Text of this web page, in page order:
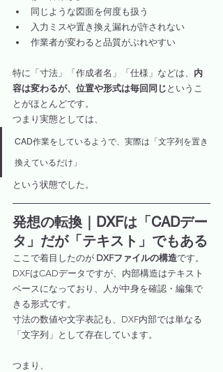
同じような図面を何度も扱う
入力ミスや置き換え漏れが許されない
作業者が変わると品質がぶれやすい
特に「寸法」「作成者名」「仕様」などは、 内
容は変わるが、位置や形式は毎回同じ というこ
とがほとんどです。
つまり実態としては、
CAD作業をしているようで、実際は「文字列を置き
換えているだけ」
という状態でした。
発想の転換｜DXFは「CADデー
タ」だが「テキスト」でもある
ここで着目したのが DXFファイルの構造です。
DXFはCADデータですが、内部構造はテキスト
ベースになっており、人が中身を確認・編集で
きる形式です。
寸法の数値や文字表記も、DXF内部では単なる
「文字列」として存在しています。
つまり、